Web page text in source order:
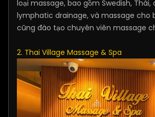
loại massage, bao gồm Swedish, Thái,
lymphatic drainage, và massage cho
cũng đào tạo chuyên viên massage
2. Thai Village Massage & Spa